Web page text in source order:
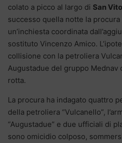
colato a picco al largo di San
successo quella notte la
un’inchiesta coordinata
sostituto Vincenzo Amico.
collisione con la petroliera
Augustadue del gruppo Mednav
rotta.
La procura ha indagato quattro
della petroliera “Vulcanello”,
“Augustadue” e due ufficiali di
sono omicidio colposo,